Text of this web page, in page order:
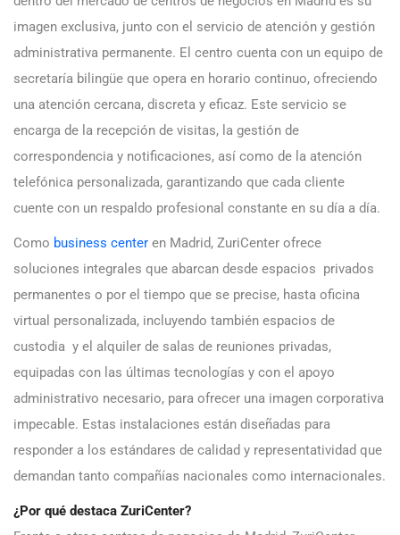
imagen exclusiva, junto con el servicio de atención y gestión
administrativa permanente. El centro cuenta con un equipo de
secretaría bilingüe que opera en horario continuo, ofreciendo
una atención cercana, discreta y eficaz. Este servicio se
encarga de la recepción de visitas, la gestión de
correspondencia y notificaciones, así como de la atención
telefónica personalizada, garantizando que cada cliente
cuente con un respaldo profesional constante en su día a día.
Como business center en Madrid, ZuriCenter ofrece
soluciones integrales que abarcan desde espacios privados
permanentes o por el tiempo que se precise, hasta oficina
virtual personalizada, incluyendo también espacios de
custodia y el alquiler de salas de reuniones privadas,
equipadas con las últimas tecnologías y con el apoyo
administrativo necesario, para ofrecer una imagen corporativa
impecable. Estas instalaciones están diseñadas para
responder a los estándares de calidad y representatividad que
demandan tanto compañías nacionales como internacionales.
¿Por qué destaca ZuriCenter?